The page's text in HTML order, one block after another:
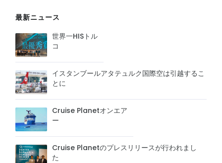
最新ニュース
世界一HISトル
コ
イスタンブールアタテュルク国際空は引越するこ
とに
Cruise Planetオンエア
ー
Cruise Planetのプレスリリースが行われまし
た